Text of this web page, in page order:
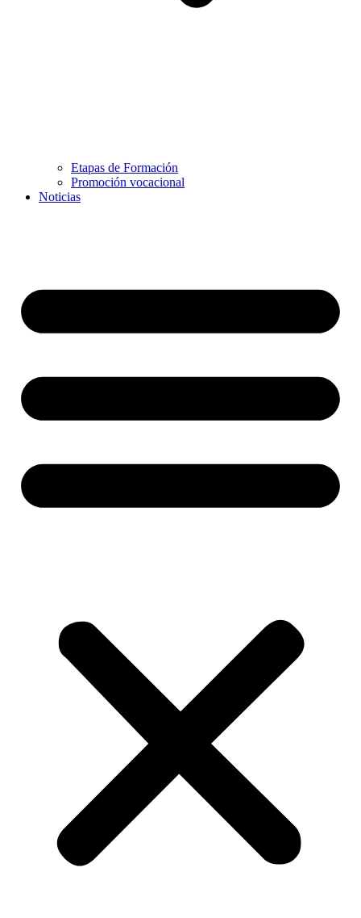
Etapas de Formación
Promoción vocacional
Noticias